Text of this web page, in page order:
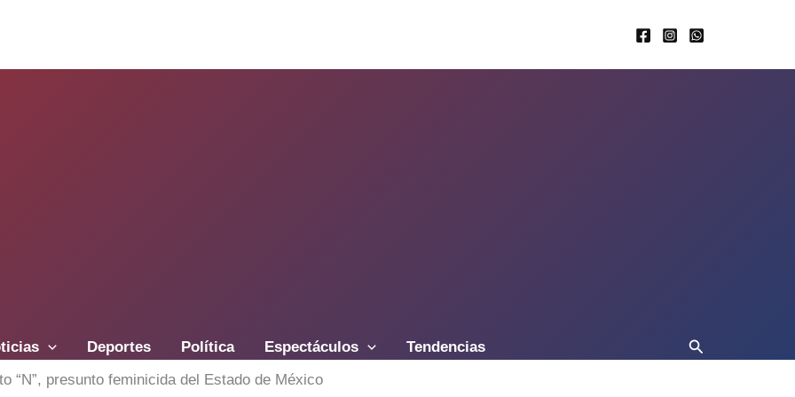
Deportes Política Espectáculos Tendencias Buscar
“N”, presunto feminicida del Estado de México